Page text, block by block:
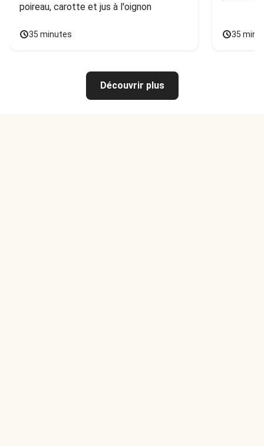
poireau, carotte et jus à l'oignon
35 minutes 35
Découvrir plus